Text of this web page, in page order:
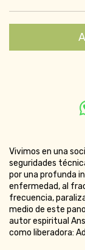
Vivimos en una
seguridades
por una profunda
enfermedad, al
frecuencia,
medio de este
autor espiritual
como liberadora: